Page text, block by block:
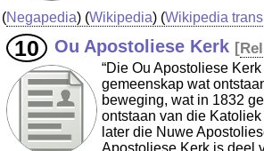
(Negapedia) (Wikipedia) (Wikipedia
Ou Apostoliese Kerk [
“Die Ou Apostoliese
gemeenskap wat
beweging, wat in 1832
ontstaan van die
later die Nuwe